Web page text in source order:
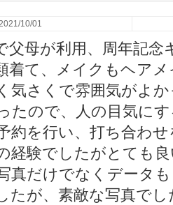
10/01
父母が利用、周年記
着て、メイクもヘア
気さくで雰囲気がよ
たので、人の目気に
約を行い、打ち合わ
経験でしたがとても
真だけでなくデータ
たが、素敵な写真でし